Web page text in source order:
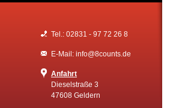
Tel.: 02831 - 97 72 26 8
E-Mail: info@8counts.de
Anfahrt
Dieselstraße 3
47608 Geldern